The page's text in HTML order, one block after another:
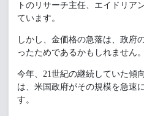
トのリサーチ主任、エイドリア
ています。
しかし、金価格の急落は、政府
ったためであるかもしれません。
今年、21世紀の継続していた傾
は、米国政府がその規模を急速
す。